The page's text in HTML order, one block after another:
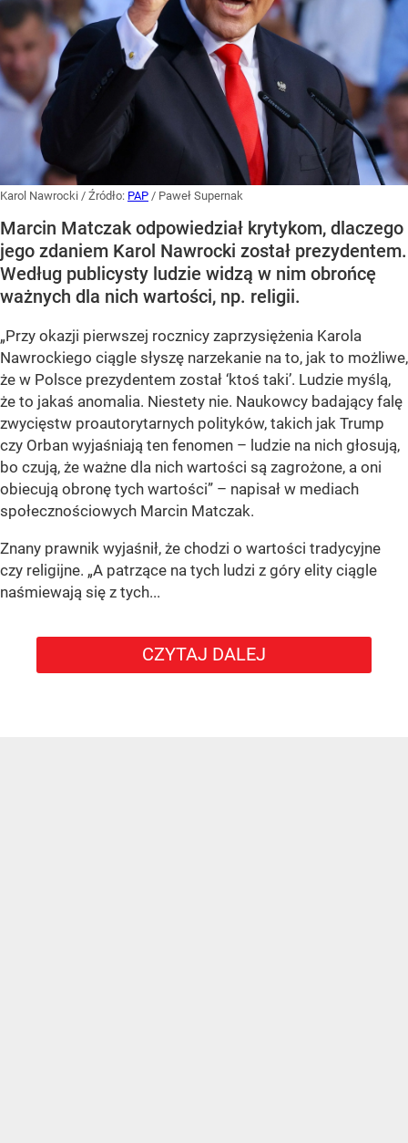
Karol Nawrocki / Źródło: PAP / Paweł Supernak
Marcin Matczak odpowiedział krytykom, dlaczego
jego zdaniem Karol Nawrocki został prezydentem.
Według publicysty ludzie widzą w nim obrońcę
ważnych dla nich wartości, np. religii.
„Przy okazji pierwszej rocznicy zaprzysiężenia Karola
Nawrockiego ciągle słyszę narzekanie na to, jak to możliwe,
że w Polsce prezydentem został ‘ktoś taki’. Ludzie myślą,
że to jakaś anomalia. Niestety nie. Naukowcy badający falę
zwycięstw proautorytarnych polityków, takich jak Trump
czy Orban wyjaśniają ten fenomen – ludzie na nich głosują,
bo czują, że ważne dla nich wartości są zagrożone, a oni
obiecują obronę tych wartości” – napisał w mediach
społecznościowych Marcin Matczak.
Znany prawnik wyjaśnił, że chodzi o wartości tradycyjne
czy religijne. „A patrzące na tych ludzi z góry elity ciągle
naśmiewają się z tych...
CZYTAJ DALEJ